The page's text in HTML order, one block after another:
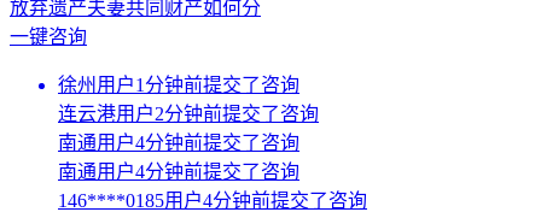
放弃遗产夫妻共同财产如何分
一键咨询
徐州用户1分钟前提交了咨询
连云港用户2分钟前提交了咨询
南通用户4分钟前提交了咨询
南通用户4分钟前提交了咨询
146****0185用户4分钟前提交了咨询